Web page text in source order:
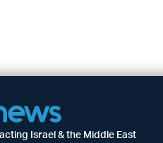
Israel & the Middle East